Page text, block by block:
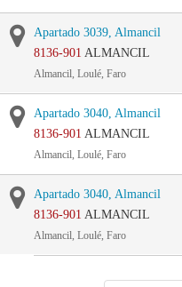
Apartado 3039, Almancil
8136-901 ALMANCIL
Almancil, Loulé, Faro
Apartado 3040, Almancil
8136-901 ALMANCIL
Almancil, Loulé, Faro
Apartado 3040, Almancil
8136-901 ALMANCIL
Almancil, Loulé, Faro